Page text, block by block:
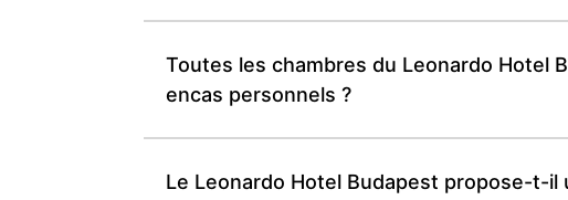
Toutes les chambres du Leonardo Hotel
encas personnels ?
Le Leonardo Hotel Budapest propose-t-